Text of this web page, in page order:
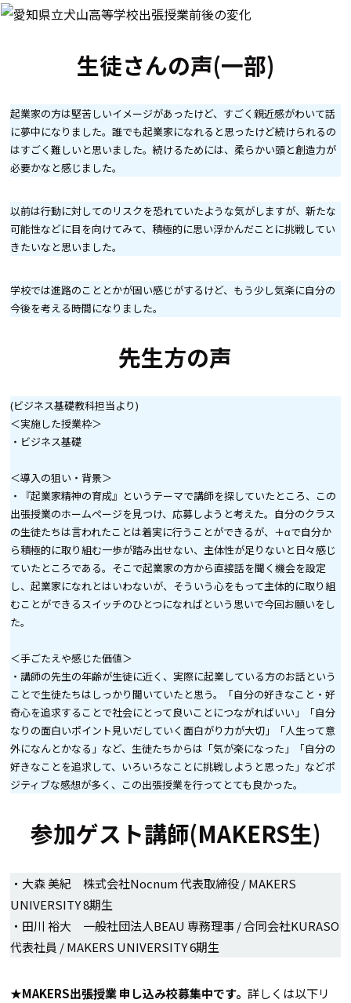
生徒さんの声(一部)
起業家の方は堅苦しいイメージがあったけど、すごく親近感がわいて話
に夢中になりました。誰でも起業家になれると思ったけど続けられるの
はすごく難しいと思いました。続けるためには、柔らかい頭と創造力が
必要かなと感じました。
以前は行動に対してのリスクを恐れていたような気がしますが、新たな
可能性などに目を向けてみて、積極的に思い浮かんだことに挑戦してい
きたいなと思いました。
学校では進路のこととかが固い感じがするけど、もう少し気楽に自分の
今後を考える時間になりました。
先生方の声
(ビジネス基礎教科担当より)
＜実施した授業枠＞
・ビジネス基礎
＜導入の狙い・背景＞
・『起業家精神の育成』というテーマで講師を探していたところ、この
出張授業のホームページを見つけ、応募しようと考えた。自分のクラス
の生徒たちは言われたことは着実に行うことができるが、＋αで自分か
ら積極的に取り組む一歩が踏み出せない、主体性が足りないと日々感じ
ていたところである。そこで起業家の方から直接話を聞く機会を設定
し、起業家になれとはいわないが、そういう心をもって主体的に取り組
むことができるスイッチのひとつになればという思いで今回お願いをし
た。
＜手ごたえや感じた価値＞
・講師の先生の年齢が生徒に近く、実際に起業している方のお話という
ことで生徒たちはしっかり聞いていたと思う。「自分の好きなこと・好
奇心を追求することで社会にとって良いことにつながればいい」「自分
なりの面白いポイント見いだしていく面白がり力が大切」「人生って意
外になんとかなる」など、生徒たちからは「気が楽になった」「自分の
好きなことを追求して、いろいろなことに挑戦しようと思った」などポ
ジティブな感想が多く、この出張授業を行ってとても良かった。
参加ゲスト講師(MAKERS生)
・大森 美紀 株式会社Nocnum 代表取締役 / MAKERS
UNIVERSITY 8期生
・田川 裕大 一般社団法人BEAU 専務理事 / 合同会社KURASO
代表社員 / MAKERS UNIVERSITY 6期生
★MAKERS出張授業 申し込み校募集中です。詳しくは以下リ